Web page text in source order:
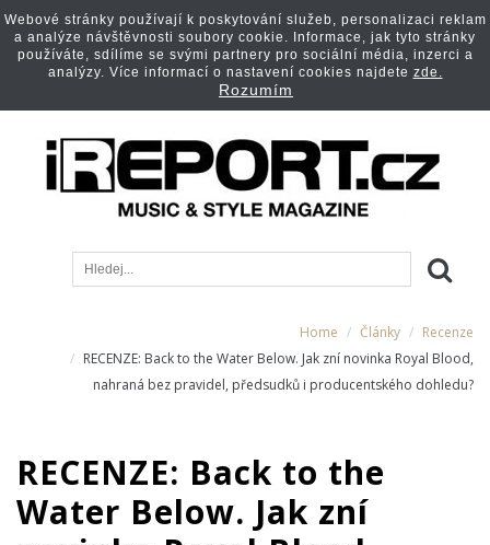
Home Články
Recenze
RECENZE: Back to the Water Below. Jak zní novinka Royal Blood,
nahraná bez pravidel, předsudků i producentského dohledu?
RECENZE: Back to the
Water Below. Jak zní
Webové stránky používají k poskytování služeb, personalizaci reklam
a analýze návštěvnosti soubory cookie. Informace, jak tyto stránky
používáte, sdílíme se svými partnery pro sociální média, inzerci a
analýzy. Více informací o nastavení cookies najdete zde.
Rozumím